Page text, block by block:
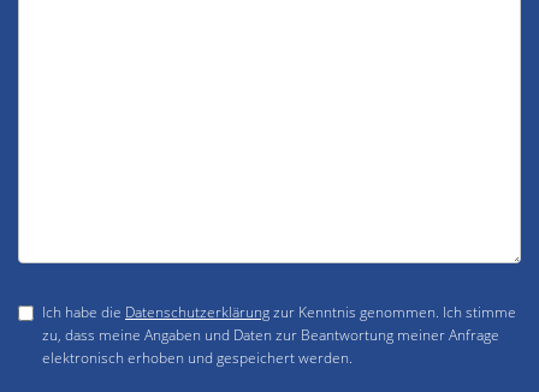
Ich habe die Datenschutzerklärungzur Kenntnis genommen. Ich stimme
zu, dass meine Angaben und Daten zur Beantwortung meiner Anfrage
elektronisch erhoben und gespeichert werden.